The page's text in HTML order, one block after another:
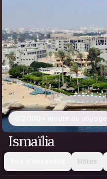
2 000+ ajouté au voyage
Ismaïlia
Hôtes